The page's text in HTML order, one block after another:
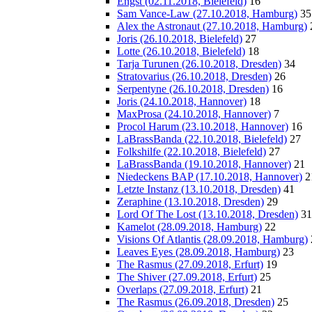
Sam Vance-Law (27.10.2018, Hamburg) 35
Alex the Astronaut (27.10.2018, Hamburg)
Joris (26.10.2018, Bielefeld) 27
Lotte (26.10.2018, Bielefeld) 18
Tarja Turunen (26.10.2018, Dresden) 34
Stratovarius (26.10.2018, Dresden) 26
Serpentyne (26.10.2018, Dresden) 16
Joris (24.10.2018, Hannover) 18
MaxProsa (24.10.2018, Hannover) 7
Procol Harum (23.10.2018, Hannover) 16
LaBrassBanda (22.10.2018, Bielefeld) 27
Folkshilfe (22.10.2018, Bielefeld) 27
LaBrassBanda (19.10.2018, Hannover) 21
Niedeckens BAP (17.10.2018, Hannover)
Letzte Instanz (13.10.2018, Dresden) 41
Zeraphine (13.10.2018, Dresden) 29
Lord Of The Lost (13.10.2018, Dresden) 31
Kamelot (28.09.2018, Hamburg) 22
Visions Of Atlantis (28.09.2018, Hamburg)
Leaves Eyes (28.09.2018, Hamburg) 23
The Rasmus (27.09.2018, Erfurt) 19
The Shiver (27.09.2018, Erfurt) 25
Overlaps (27.09.2018, Erfurt) 21
The Rasmus (26.09.2018, Dresden) 25